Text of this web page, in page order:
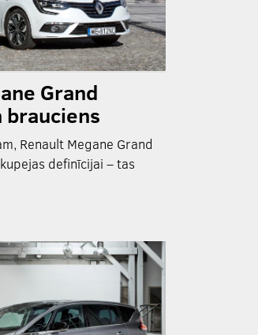
Grand
brauciens
Renault Megane Grand
definīcijai – tas